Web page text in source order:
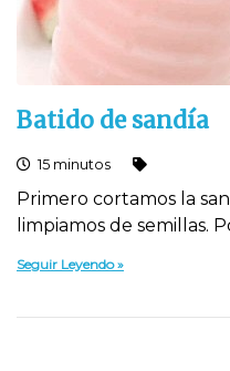
Batido de sandí­a
15 minutos
Primero cortamos la
limpiamos de semillas.
Seguir Leyendo